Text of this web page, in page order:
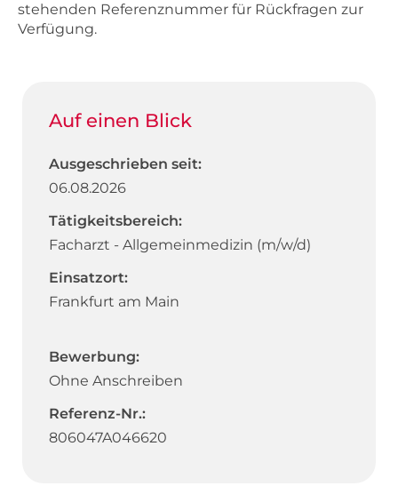
stehenden Referenznummer für Rückfragen zur
Verfügung.
Auf einen Blick
Ausgeschrieben seit:
06.08.2026
Tätigkeitsbereich:
Facharzt - Allgemeinmedizin (m/w/d)
Einsatzort:
Frankfurt am Main
Bewerbung:
Ohne Anschreiben
Referenz-Nr.:
806047A046620